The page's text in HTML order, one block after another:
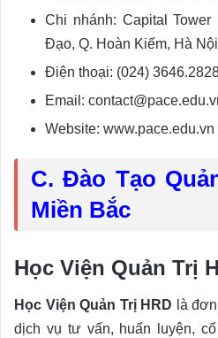
Chi nhánh: Capital
Đạo, Q. Hoàn Kiếm, Hà
Điện thoại: (024)
Email:
Website: www.pace.edu.vn
C. Đào Tạo
Miền Bắc
Học Viện Quản Trị
Học Viện Quản Trị HRD là
dịch vụ tư vấn, huấn luyện,